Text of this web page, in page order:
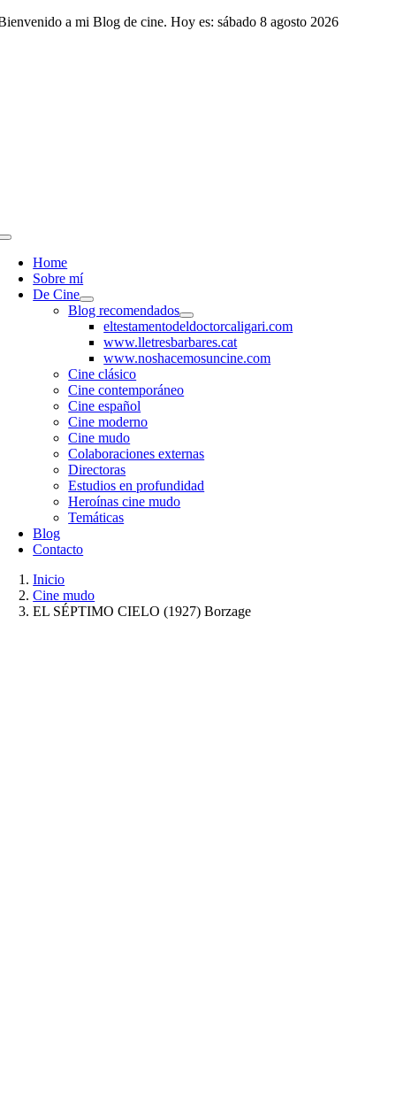
Saltar
a mi Blog de cine. Hoy es: sábado 8 agosto 2026
Toggle
NavigationHome
Sobre mí
De Cine
Blog recomendados
eltestamentodeldoctorcaligari.com
www.lletresbarbares.cat
www.noshacemosuncine.com
Cine clásico
Cine contemporáneo
Cine español
Cine moderno
Cine mudo
Colaboraciones externas
Directoras
Estudios en profundidad
Heroínas cine mudo
Temáticas
Blog
Contacto
Inicio
Cine mudo
EL SÉPTIMO CIELO (1927) Borzage